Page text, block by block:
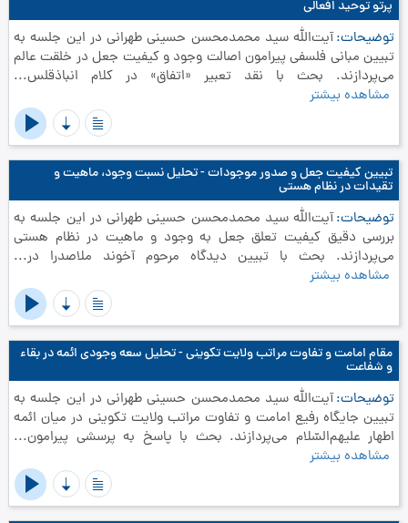
پرتو توحید افعالی
توضیحات آیت‌الله سید محمدمحسن حسینی طهرانی در این جلسه به
تبیین مبانی فلسفی پیرامون اصالت وجود و کیفیت جعل در خلقت عالم
می‌پردازند. بحث با نقد تعبیر «اتفاق» در کلام انباذقلس...
مشاهده بیشتر
تبیین کیفیت جعل و صدور موجودات - تحلیل نسبت وجود، ماهیت و
تقیدات در نظام هستی
توضیحات آیت‌الله سید محمدمحسن حسینی طهرانی در این جلسه به
بررسی دقیق کیفیت تعلق جعل به وجود و ماهیت در نظام هستی
می‌پردازند. بحث با تبیین دیدگاه مرحوم آخوند ملاصدرا در...
مشاهده بیشتر
مقام امامت و تفاوت مراتب ولایت تکوینی - تحلیل سعه وجودی ائمه در بقاء
و شفاعت
توضیحات آیت‌الله سید محمدمحسن حسینی طهرانی در این جلسه به
تبیین جایگاه رفیع امامت و تفاوت مراتب ولایت تکوینی در میان ائمه
اطهار علیهم‌السّلام می‌پردازند. بحث با پاسخ به پرسشی پیرامون...
مشاهده بیشتر